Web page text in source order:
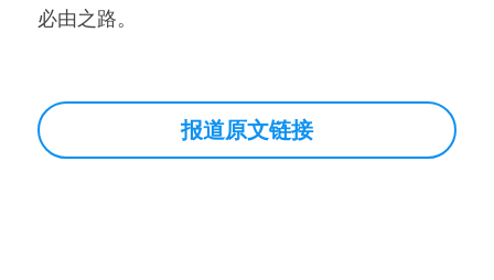
必由之路。
报道原文链接